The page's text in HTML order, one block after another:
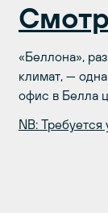
«Беллона»,
климат, —
офис в Белла
NB: